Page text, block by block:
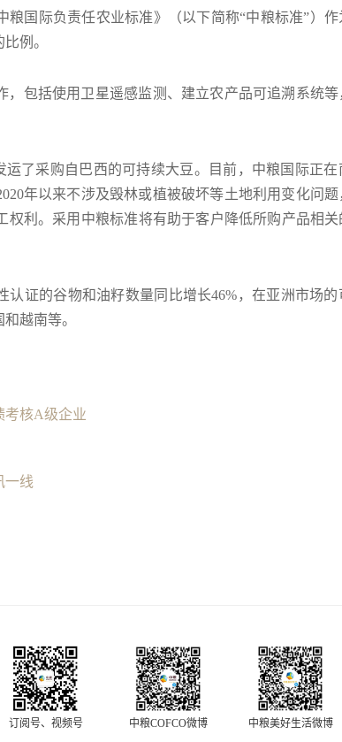
国际负责任农业标准》（以下简称“中粮标准”）
例。
，包括使用卫星遥感监测、建立农产品可追溯系统
运了采购自巴西的可持续大豆。目前，中粮国际正
年以来不涉及毁林或植被破坏等土地利用变化问
权利。采用中粮标准将有助于客户降低所购产品相
认证的谷物和油籽数量同比增长46%，在亚洲市场
越南等。
考核A级企业
一线
订阅号、视频号 中粮COFCO微博 中粮美好生活微博